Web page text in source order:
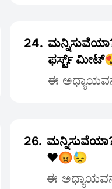
24.
ಫರ್ಸ್ಟ್
ಈ
26.
❤️😡😓
ಈ